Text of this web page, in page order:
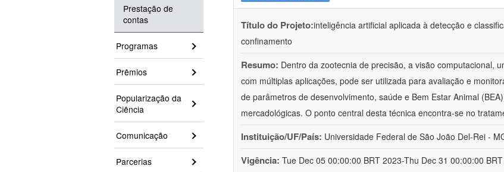
Prestação de
contas
Programas
Prêmios
Popularização da
Ciência
Comunicação
Parcerias
Título do Projeto:inteligência artificial aplicada à detecção e
confinamento
Resumo: Dentro da zootecnia de precisão, a visão computacional,
com múltiplas aplicações, pode ser utilizada para avaliação e
de parâmetros de desenvolvimento, saúde e Bem Estar Animal
mercadológicas. O ponto central desta técnica encontra-se no
Instituição/UF/País: Universidade Federal de São João Del-Rei -
Vigência: Tue Dec 05 00:00:00 BRT 2023-Thu Dec 31 00:00:00